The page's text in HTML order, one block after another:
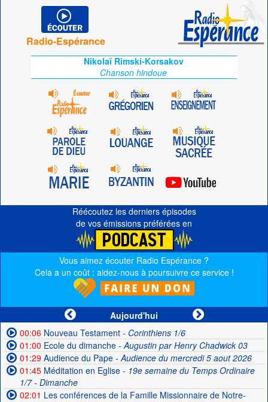
Radio-Espérance
Nikolaï Rimski-Korsakov
Chanson hindoue
Réécoutez les derniers épisodes
de vos émissions préférées en
Vous aimez écouter Radio Espérance ?
Cela a un coût : aidez-nous à poursuivre ce service !
Aujourd'hui
00:06Nouveau Testament- Corinthiens 1/6
01:00 Ecole du dimanche- Augustin par Henry Chadwick 03
01:29Audience du Pape- Audience du mercredi 5 aout 2026
01:45Méditation en Eglise- 19e semaine du Temps Ordinaire
1/7 - Dimanche
02:01 Les conférences de la Famille Missionnaire de Notre-